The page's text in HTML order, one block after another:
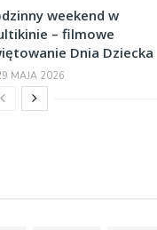
weekend w
– filmowe
Dnia Dziecka
MAJA 2026